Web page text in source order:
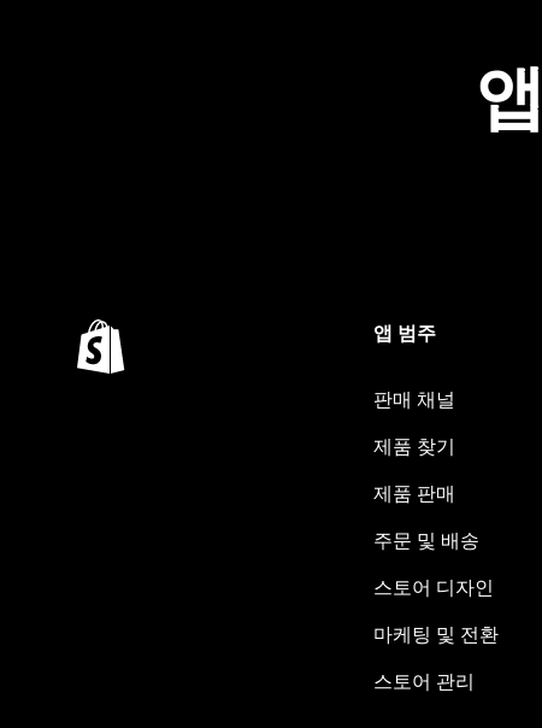
앱 범주
판매 채널
제품 찾기
제품 판매
주문 및 배송
스토어 디자인
마케팅 및 전환
스토어 관리